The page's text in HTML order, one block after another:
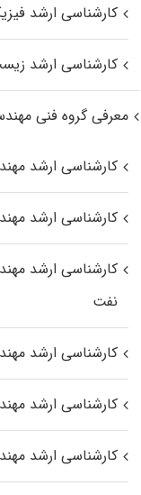
کارشناسی ارشد
کارشناسی ارشد
معرفی گروه فنی
کارشناسی ارشد
کارشناسی ارشد
کارشناسی ارشد
نفت
کارشناسی ارشد
کارشناسی ارشد
کارشناسی ارشد